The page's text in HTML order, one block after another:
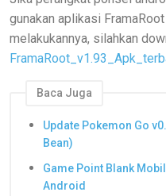
gunakan aplikasi
melakukannya, silahkan
Baca Juga
Update Pokemon Go
Bean)
Game Point Blank
Android